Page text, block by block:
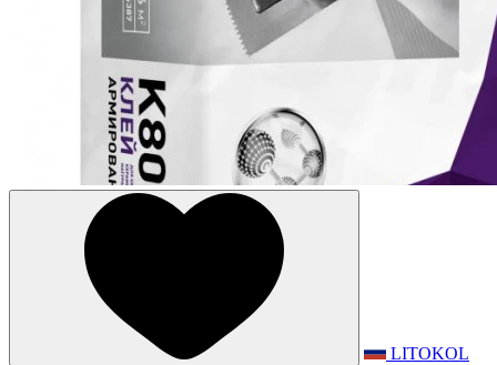
LITOKOL